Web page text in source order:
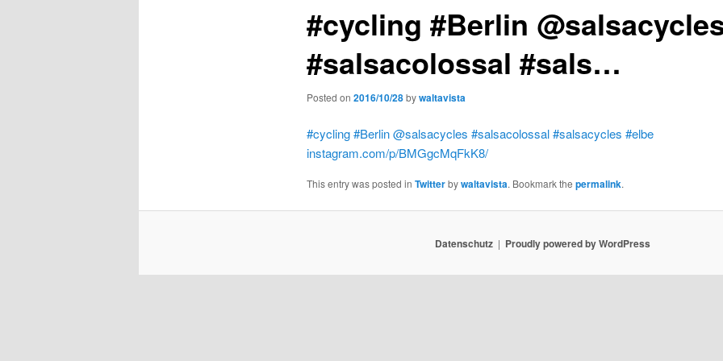
#cycling #Berlin
#salsacolossal #sals…
Posted on 2016/10/28bywaltavista
#cycling#Berlin@salsacycles #salsacolossal#salsacycles #elbe
instagram.com/p/BMGgcMqFkK8/
This entry was posted in Twitterbywaltavista. Bookmark the permalink.
Datenschutz Proudly powered by WordPress